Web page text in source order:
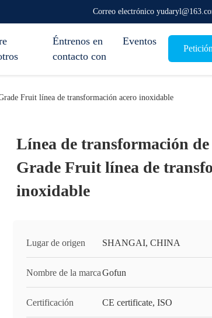
Correo electrónico
Éntrenos en
contacto con
Eventos
Fruit línea de transformación acero inoxidable
Línea de transformación
Grade Fruit línea de
inoxidable
Lugar de origen SHANGAI, CHINA
Nombre de la marcaGofun
Certificación CE certificate, ISO